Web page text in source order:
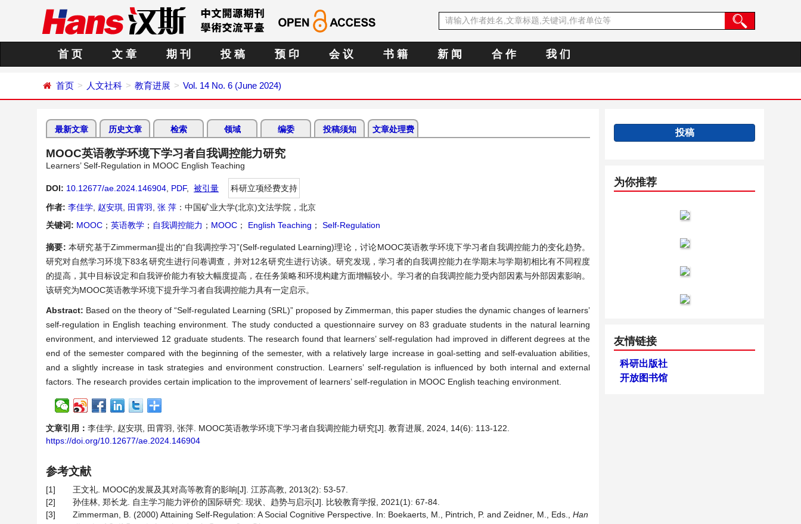
首 页 文 章 期 刊 投 稿 预 印 会 议 书 籍 新 闻 合 作 我 们
首页 人文社科 教育进展 Vol. 14 No. 6 (June 2024)
最新文章 历史文章 检索 领域 编委 投稿须知 文章处理费
MOOC英语教学环境下学习者自我调控能力研究
Learners’ Self-Regulation in MOOC English Teaching
DOI: 10.12677/ae.2024.146904 PDF, 被引量
科研立项经费支持
作者: 李佳学 赵安琪 田霄羽 张 萍 ：中国矿业大学(北京)文法学院，北京
关键词: MOOC ； 英语教学 ； 自我调控能力 ； MOOC ； English Teaching ； Self-Regulation
摘要: 本研究基于Zimmerman提出的“自我调控学习”(Self-regulated Learning)理论，讨论MOOC英语教学环境下学习者自我调控能力的变化趋势。
研究对自然学习环境下83名研究生进行问卷调查，并对12名研究生进行访谈。研究发现，学习者的自我调控能力在学期末与学期初相比有不同程度
的提高，其中目标设定和自我评价能力有较大幅度提高，在任务策略和环境构建方面增幅较小。学习者的自我调控能力受内部因素与外部因素影响。
该研究为MOOC英语教学环境下提升学习者自我调控能力具有一定启示。
Abstract: Based on the theory of “Self-regulated Learning (SRL)” proposed by Zimmerman, this paper studies the dynamic changes of learners’
self-regulation in English teaching environment. The study conducted a questionnaire survey on 83 graduate students in the natural learning
environment, and interviewed 12 graduate students. The research found that learners’ self-regulation had improved in different degrees at the
end of the semester compared with the beginning of the semester, with a relatively large increase in goal-setting and self-evaluation abilities,
and a slightly increase in task strategies and environment construction. Learners’ self-regulation is influenced by both internal and external
factors. The research provides certain implication to the improvement of learners’ self-regulation in MOOC English teaching environment.
文章引用： 李佳学, 赵安琪, 田霄羽, 张萍. MOOC英语教学环境下学习者自我调控能力研究[J]. 教育进展, 2024, 14(6): 113-122.
https://doi.org/10.12677/ae.2024.146904
参考文献
[1]
王文礼. MOOC的发展及其对高等教育的影响[J]. 江苏高教, 2013(2): 53-57.
[2]
孙佳林, 郑长龙. 自主学习能力评价的国际研究: 现状、趋势与启示[J]. 比较教育学报, 2021(1): 67-84.
[3]
Zimmerman, B. (2000) Attaining Self-Regulation: A Social Cognitive Perspective. In: Boekaerts, M., Pintrich, P. and Zeidner, M., Eds., Han
投稿
为你推荐
友情链接
科研出版社
开放图书馆